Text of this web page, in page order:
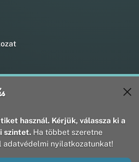
u.18.
használ. Kérjük, válassza ki a
szintet. Ha többet szeretne
adatvédelmi nyilatkozatunkat!